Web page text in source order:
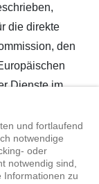
die direkte
den
Dienste im
die E-
und fortlaufend
notwendige
oder
notwendig sind,
Informationen zu